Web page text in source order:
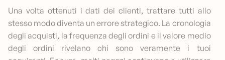
Una volta ottenuti i dati dei clienti, trattare tutti allo
stesso modo diventa un errore strategico. La cronologia
degli acquisti, la frequenza degli ordini e il valore medio
degli ordini rivelano chi sono veramente i tuoi